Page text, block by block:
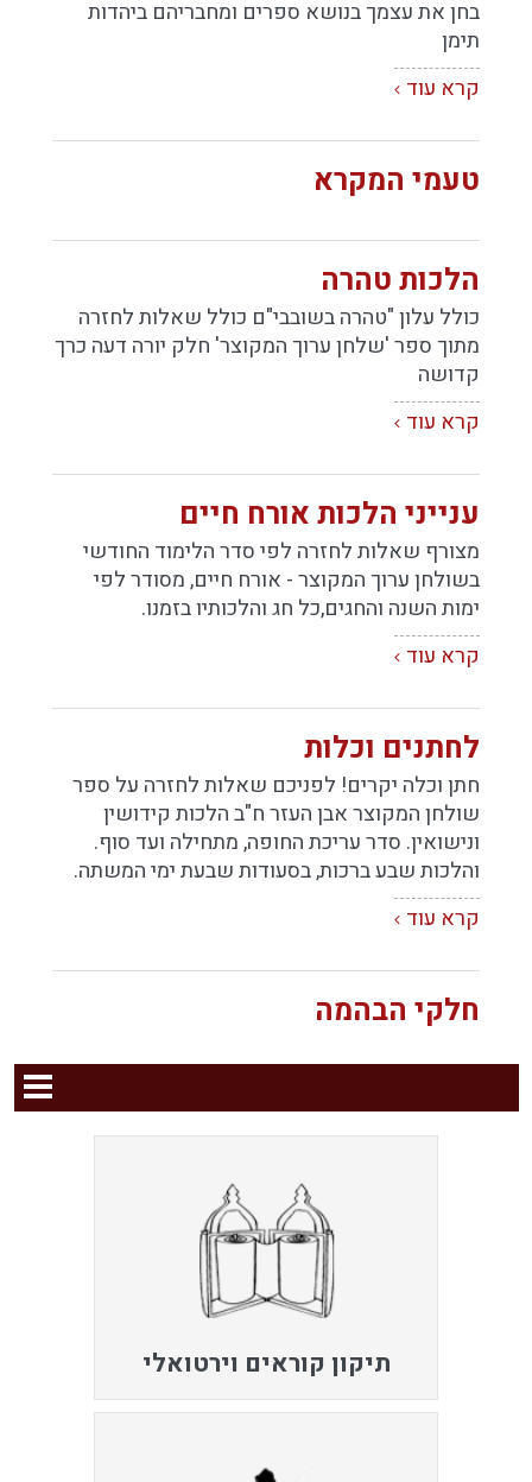
בחן את עצמך בנושא ספרים ומחבריהם ביהדות
תימן
קרא עוד
טעמי המקרא
הלכות טהרה
כולל עלון "טהרה בשובבי"ם כולל שאלות לחזרה
מתוך ספר 'שלחן ערוך המקוצר' חלק יורה דעה כרך
קדושה
קרא עוד
ענייני הלכות אורח חיים
מצורף שאלות לחזרה לפי סדר הלימוד החודשי
בשולחן ערוך המקוצר - אורח חיים, מסודר לפי
ימות השנה והחגים,כל חג והלכותיו בזמנו.
קרא עוד
לחתנים וכלות
חתן וכלה יקרים! לפניכם שאלות לחזרה על ספר
שולחן המקוצר אבן העזר ח"ב הלכות קידושין
ונישואין. סדר עריכת החופה, מתחילה ועד סוף.
והלכות שבע ברכות, בסעודות שבעת ימי המשתה.
קרא עוד
חלקי הבהמה
תיקון קוראים וירטואלי